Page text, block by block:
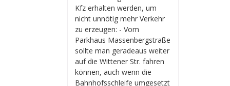
Kfz erhalten werden, um
nicht unnötig mehr Verkehr
zu erzeugen: - Vom
Parkhaus Massenbergstraße
sollte man geradeaus weiter
auf die Wittener Str. fahren
können, auch wenn die
Bahnhofsschleife umgesetzt